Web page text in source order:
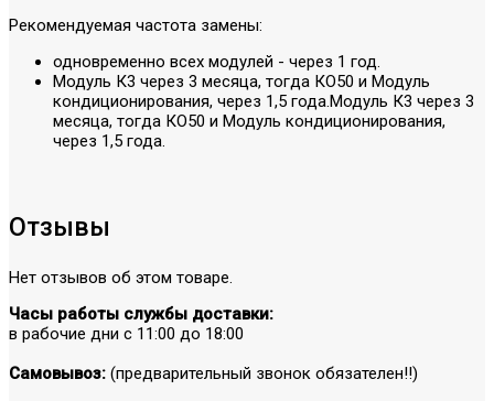
Рекомендуемая частота замены:
одновременно всех модулей - через 1 год.
Модуль К3 через 3 месяца, тогда КО50 и Модуль
кондиционирования, через 1,5 года.Модуль К3 через 3
месяца, тогда КО50 и Модуль кондиционирования,
через 1,5 года.
Отзывы
Нет отзывов об этом товаре.
Часы работы службы доставки:
в рабочие дни с 11:00 до 18:00
Самовывоз: (предварительный звонок обязателен!!)